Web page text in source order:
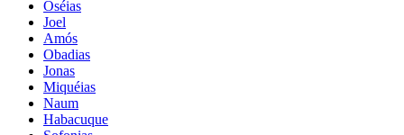
Oséias
Joel
Amós
Obadias
Jonas
Miquéias
Naum
Habacuque